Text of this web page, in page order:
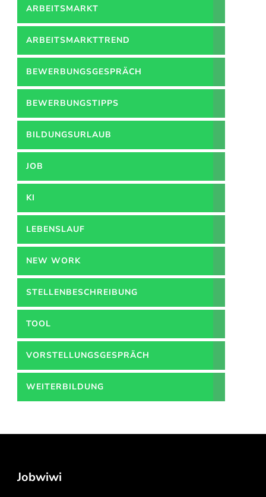
ARBEITSMARKT
ARBEITSMARKTTREND
BEWERBUNGSGESPRÄCH
BEWERBUNGSTIPPS
BILDUNGSURLAUB
JOB
KI
LEBENSLAUF
NEW WORK
STELLENBESCHREIBUNG
TOOL
VORSTELLUNGSGESPRÄCH
WEITERBILDUNG
Jobwiwi